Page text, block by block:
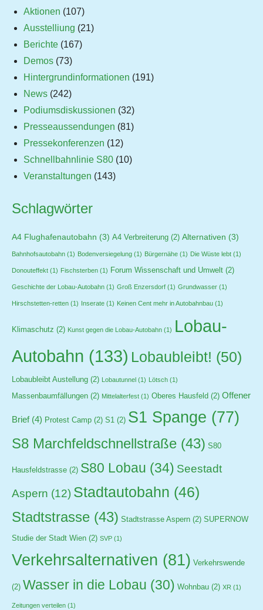
Aktionen (107)
Ausstelliung (21)
Berichte (167)
Demos (73)
Hintergrundinformationen (191)
News (242)
Podiumsdiskussionen (32)
Presseaussendungen (81)
Pressekonferenzen (12)
Schnellbahnlinie S80 (10)
Veranstaltungen (143)
Schlagwörter
A4 Flughafenautobahn (3) A4 Verbreiterung (2) Alternativen (3)
Bahnhofsautobahn (1) Bodenversiegelung (1) Bürgernähe (1) Die Wüste lebt (1)
Donouteffekt (1) Fischsterben (1) Forum Wissenschaft und Umwelt (2)
Geschichte der Lobau-Autobahn (1) Groß Enzersdorf (1) Grundwasser (1)
Hirschstetten-retten (1) Inserate (1) Keinen Cent mehr in Autobahnbau (1)
Klimaschutz (2) Kunst gegen die Lobau-Autobahn (1) Lobau-
Autobahn (133) Lobaubleibt! (50)
Lobaubleibt Austellung (2) Lobautunnel (1) Lötsch (1)
Massenbaumfällungen (2) Mittelalterfest (1) Oberes Hausfeld (2) Offener
Brief(4) Protest Camp (2) S1 (2) S1 Spange (77)
S8 Marchfeldschnellstraße (43) S80
Hausfeldstrasse (2) S80 Lobau (34) Seestadt
Aspern (12) Stadtautobahn (46)
Stadtstrasse (43) Stadtstrasse Aspern (2) SUPERNOW
Studie der Stadt Wien (2) SVP (1)
Verkehrsalternativen (81) Verkehrswende
(2) Wasser in die Lobau (30) Wohnbau (2) XR (1)
Zeitungen verteilen (1)